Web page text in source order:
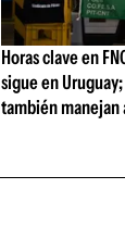
Horas clave en
sigue en
también manejan